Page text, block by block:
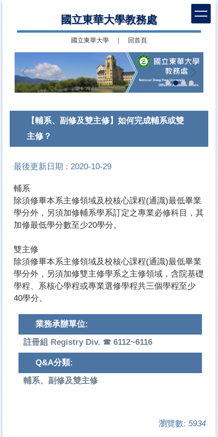
國立東華大學教務處
國立東華大學 回首頁
【輔系、副修及雙主修】如何完成輔系或雙
主修？
最後更新日期 :2020-10-29
輔系
除須修畢本系主修領域及校核心課程(通識)最低畢業
學分外，另須加修輔系學系訂定之專業必修科目，其
加修最低學分數至少20學分。
雙主修
除須修畢本系主修領域及校核心課程(通識)最低畢業
學分外，另須加修雙主修學系之主修領域，含院基礎
學程、系核心學程或專業選修學程共三個學程至少
40學分。
業務承辦單位:
註冊組 Registry Div. ☎ 6112~6116
Q&A分類:
輔系、副修及雙主修
瀏覽數: 5934